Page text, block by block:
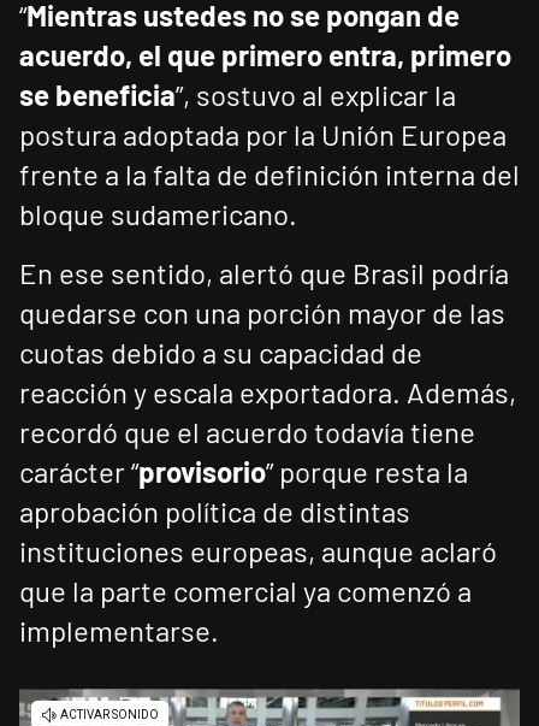
“Mientras ustedes no se pongan de
acuerdo, el que primero entra, primero
se beneficia”, sostuvo al explicar la
postura adoptada por la Unión Europea
frente a la falta de definición interna del
bloque sudamericano.
En ese sentido, alertó que Brasil podría
quedarse con una porción mayor de las
cuotas debido a su capacidad de
reacción y escala exportadora. Además,
recordó que el acuerdo todavía tiene
carácter “provisorio” porque resta la
aprobación política de distintas
instituciones europeas, aunque aclaró
que la parte comercial ya comenzó a
implementarse.